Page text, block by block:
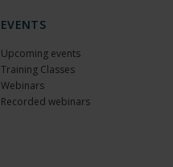
EVENTS
Upcoming events
Training Classes
Webinars
Recorded webinars